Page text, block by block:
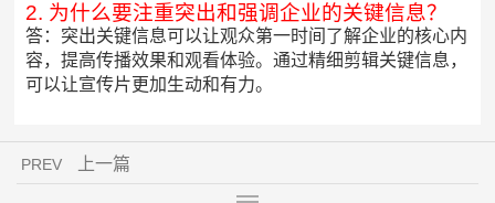
2. 为什么要注重突出和强调企业的关键信息？
答：突出关键信息可以让观众第一时间了解企业的核心内
容，提高传播效果和观看体验。通过精细剪辑关键信息，
可以让宣传片更加生动和有力。
PREV 上一篇